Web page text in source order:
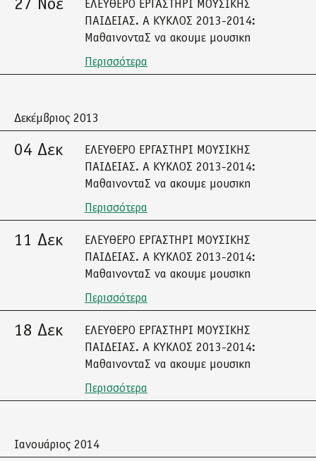
27 Νοε
ΕΛΕΥΘΕΡΟ ΕΡΓΑΣΤΗΡΙ ΜΟΥΣΙΚΗΣ
ΠΑΙΔΕΙΑΣ. Α ΚΥΚΛΟΣ 2013-2014:
ΜαθαινονταΣ να ακουμε μουσικη
Περισσότερα
Δεκέμβριος 2013
04 Δεκ
ΕΛΕΥΘΕΡΟ ΕΡΓΑΣΤΗΡΙ ΜΟΥΣΙΚΗΣ
ΠΑΙΔΕΙΑΣ. Α ΚΥΚΛΟΣ 2013-2014:
ΜαθαινονταΣ να ακουμε μουσικη
Περισσότερα
11 Δεκ
ΕΛΕΥΘΕΡΟ ΕΡΓΑΣΤΗΡΙ ΜΟΥΣΙΚΗΣ
ΠΑΙΔΕΙΑΣ. Α ΚΥΚΛΟΣ 2013-2014:
ΜαθαινονταΣ να ακουμε μουσικη
Περισσότερα
18 Δεκ
ΕΛΕΥΘΕΡΟ ΕΡΓΑΣΤΗΡΙ ΜΟΥΣΙΚΗΣ
ΠΑΙΔΕΙΑΣ. Α ΚΥΚΛΟΣ 2013-2014:
ΜαθαινονταΣ να ακουμε μουσικη
Περισσότερα
Ιανουάριος 2014